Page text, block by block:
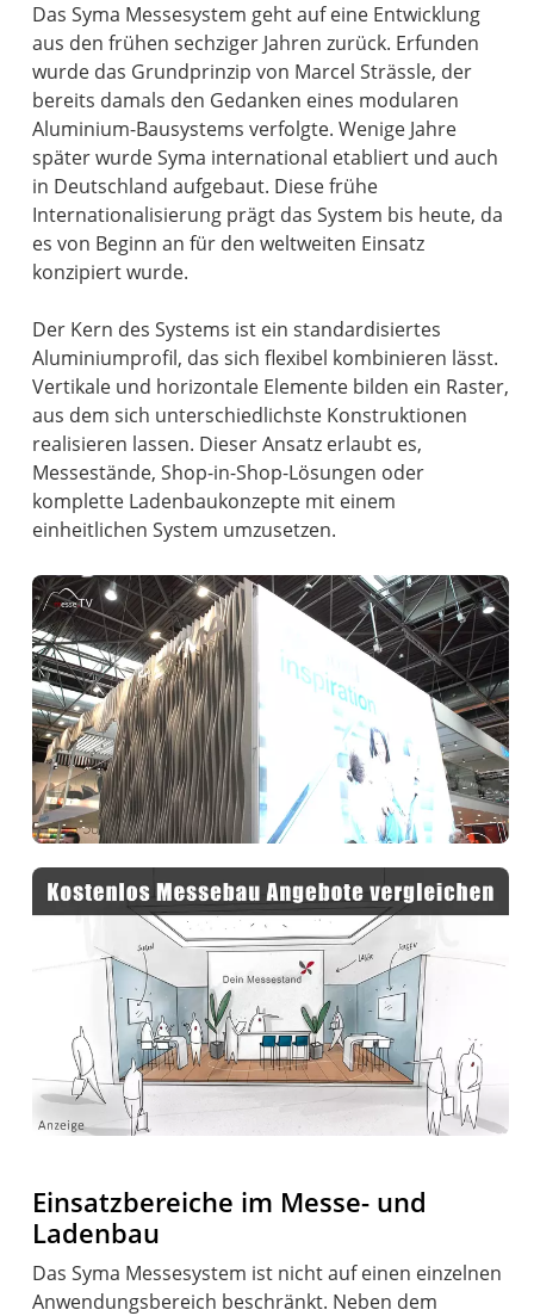
Das Syma Messesystem geht auf eine Entwicklung
aus den frühen sechziger Jahren zurück. Erfunden
wurde das Grundprinzip von Marcel Strässle, der
bereits damals den Gedanken eines modularen
Aluminium-Bausystems verfolgte. Wenige Jahre
später wurde Syma international etabliert und auch
in Deutschland aufgebaut. Diese frühe
Internationalisierung prägt das System bis heute, da
es von Beginn an für den weltweiten Einsatz
konzipiert wurde.
Der Kern des Systems ist ein standardisiertes
Aluminiumprofil, das sich flexibel kombinieren lässt.
Vertikale und horizontale Elemente bilden ein Raster,
aus dem sich unterschiedlichste Konstruktionen
realisieren lassen. Dieser Ansatz erlaubt es,
Messestände, Shop-in-Shop-Lösungen oder
komplette Ladenbaukonzepte mit einem
einheitlichen System umzusetzen.
Einsatzbereiche im Messe- und
Ladenbau
Das Syma Messesystem ist nicht auf einen einzelnen
Anwendungsbereich beschränkt. Neben dem